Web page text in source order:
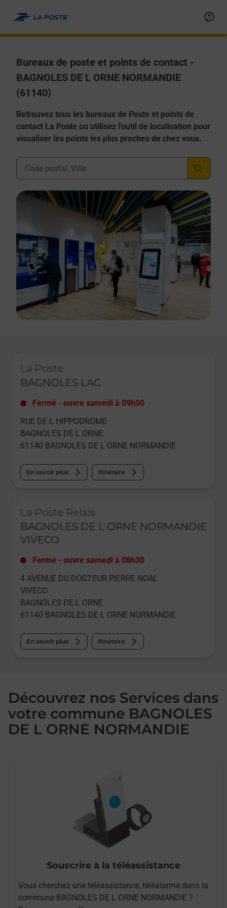
Bureaux de poste et points de contact -
BAGNOLES DE L ORNE NORMANDIE
(61140)
Retrouvez tous les bureaux de Poste et points de
contact La Poste ou utilisez l'outil de localisation pour
visualiser les points les plus proches de chez vous.
Ville, Département, Code Postal
La Poste
BAGNOLES LAC
Fermé - ouvre samedi à 09h00
RUE DE L HIPPODROME
BAGNOLES DE L ORNE
61140 BAGNOLES DE L ORNE NORMANDIE
En savoir plus Itinéraire
La Poste Relais
BAGNOLES DE L ORNE NORMANDIE
VIVECO
Fermé - ouvre samedi à 08h30
4 AVENUE DU DOCTEUR PIERRE NOAL
VIVECO
BAGNOLES DE L ORNE
61140 BAGNOLES DE L ORNE NORMANDIE
En savoir plus Itinéraire
Découvrez nos Services dans
votre commune BAGNOLES
DE L ORNE NORMANDIE
Souscrire à la téléassistance
Vous cherchez une téléassistance, téléalarme dans la
commune BAGNOLES DE L ORNE NORMANDIE ?